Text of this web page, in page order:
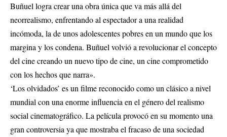
Buñuel logra crear una obra única que va más allá del
neorrealismo, enfrentando al espectador a una realidad
incómoda, la de unos adolescentes pobres en un mundo que los
margina y los condena. Buñuel volvió a revolucionar el concepto
del cine creando un nuevo tipo de cine, un cine comprometido
con los hechos que narra».
‘Los olvidados’ es un filme reconocido como un clásico a nivel
mundial con una enorme influencia en el género del realismo
social cinematográfico. La película provocó en su momento una
gran controversia ya que mostraba el fracaso de una sociedad